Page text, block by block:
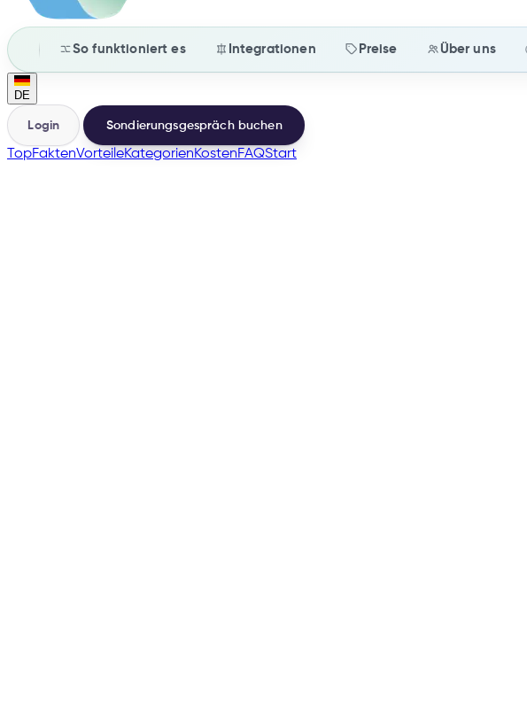
So funktioniert es Integrationen Preise Über uns
DE
Login Sondierungsgespräch buchen
TopFaktenVorteileKategorienKostenFAQStart